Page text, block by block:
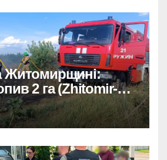
Житомирщині:
2 га (Zhitomir-